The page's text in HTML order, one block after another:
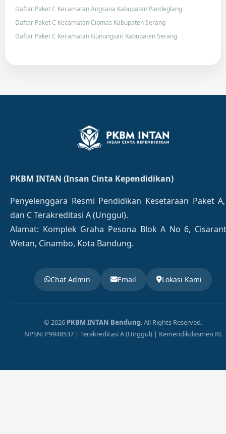
Daftar Paket C Kecamatan Angsana Kabupaten Pandeglang
Daftar Paket C Kecamatan Ciomas Kabupaten Serang
Daftar Paket C Kecamatan Gunungsari Kabupaten Serang
PKBM INTAN (Insan Cinta Kependidikan)
Penyelenggara Resmi Pendidikan Kesetaraan Paket
dan C Terakreditasi A (Unggul).
Alamat: Komplek Graha Pesona Blok A No 6,
Wetan, Cinambo, Kota Bandung.
Chat Admin Email Lokasi Kami
© 2026 PKBM INTAN Bandung. All Rights Reserved.
NPSN: P9948537 | Terakreditasi A (Unggul) | Kemendikdasmen RI.